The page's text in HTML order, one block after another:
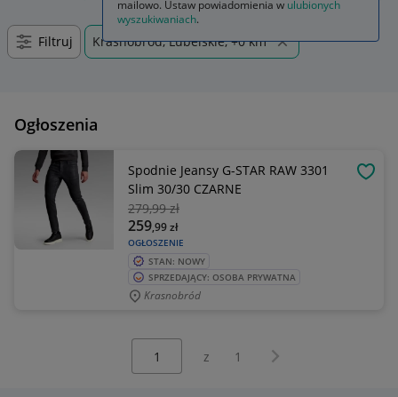
Filtruj Krasnobród, Lubelskie, +0 km
Ogłoszenia
Spodnie Jeansy G-STAR RAW 3301
Slim 30/30 CZARNE
279,99 zł
OGŁOSZENIE
259,99zł
STAN: NOWY
SPRZEDAJĄCY: OSOBA PRYWATNA
Krasnobród
z 1 Następna strona
mailowo. Ustaw powiadomienia w ulubionych
wyszukiwaniach.